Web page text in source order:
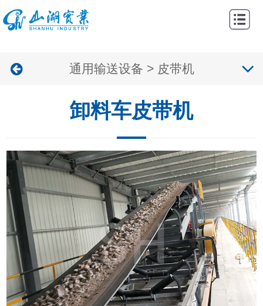
网
例
资
讯
联
系
我
们
通用输送设备 > 皮带机
卸料车皮带机